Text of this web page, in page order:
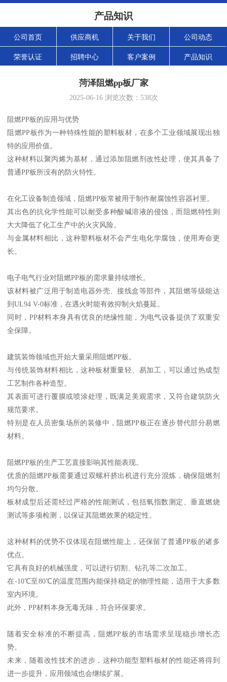
产品知识
公司首页 供应商机 关于我们 公司动态
荣誉认证 招聘中心 客户案例 产品知识
菏泽阻燃pp板厂家
2025-06-16浏览次数： 538次
阻燃PP板的应用与优势
阻燃PP板作为一种特殊性能的塑料板材，在多个工业领域展现出独
特的应用价值。
这种材料以聚丙烯为基材，通过添加阻燃剂改性处理，使其具备了
普通PP板所没有的防火特性。
在化工设备制造领域，阻燃PP板常被用于制作耐腐蚀性容器衬里。
其出色的抗化学性能可以耐受多种酸碱溶液的侵蚀，而阻燃特性则
大大降低了化工生产中的火灾风险。
与金属材料相比，这种塑料板材不会产生电化学腐蚀，使用寿命更
长。
电子电气行业对阻燃PP板的需求量持续增长。
该材料被广泛用于制造电器外壳、接线盒等部件，其阻燃等级能达
到UL94 V-0标准，在遇火时能有效抑制火焰蔓延。
同时，PP材料本身具有优良的绝缘性能，为电气设备提供了双重安
全保障。
建筑装饰领域也开始大量采用阻燃PP板。
与传统装饰材料相比，这种板材重量轻、易加工，可以通过热成型
工艺制作各种造型。
其表面可进行覆膜或喷涂处理，既满足美观需求，又符合建筑防火
规范要求。
特别是在人员密集场所的装修中，阻燃PP板正在逐步替代部分易燃
材料。
阻燃PP板的生产工艺直接影响其性能表现。
优质的阻燃PP板需要通过双螺杆挤出机进行充分混炼，确保阻燃剂
均匀分散。
板材成型后还需经过严格的性能测试，包括氧指数测定、垂直燃烧
测试等多项检测，以保证其阻燃效果的稳定性。
这种材料的优势不仅体现在阻燃性能上，还保留了普通PP板的诸多
优点。
它具有良好的机械强度，可以进行切割、钻孔等二次加工。
在-10℃至80℃的温度范围内能保持稳定的物理性能，适用于大多数
室内环境。
此外，PP材料本身无毒无味，符合环保要求。
随着安全标准的不断提高，阻燃PP板的市场需求呈现稳步增长态
势。
未来，随着改性技术的进步，这种功能型塑料板材的性能还将得到
进一步提升，应用领域也会继续扩展。